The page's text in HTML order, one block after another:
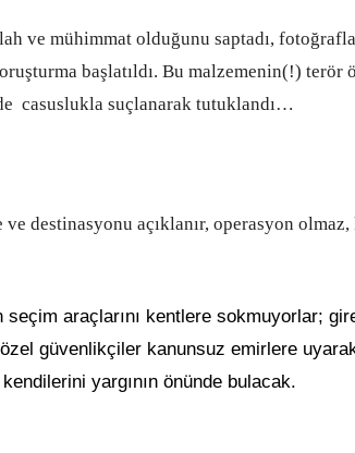
ve mühimmat olduğunu saptadı,
başlatıldı. Bu malzemenin(!)
casuslukla suçlanarak tutuklandı…
destinasyonu açıklanır, operasyon
seçim araçlarını kentlere sokmuyorlar;
güvenlikçiler kanunsuz emirlere
yargının önünde bulacak.